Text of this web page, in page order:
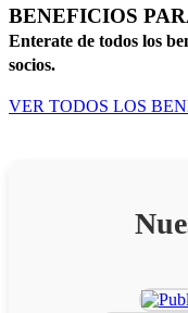
BENEFICIOS
Enterate de todos los
socios.
VER TODOS LOS